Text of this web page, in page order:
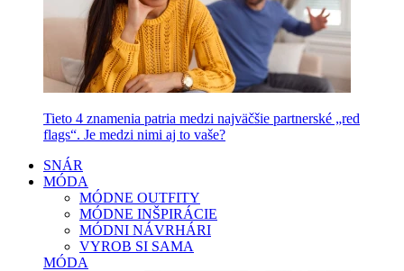
Tieto 4 znamenia patria medzi najväčšie partnerské „red
flags“. Je medzi nimi aj to vaše?
SNÁR
MÓDA
MÓDNE OUTFITY
MÓDNE INŠPIRÁCIE
MÓDNI NÁVRHÁRI
VYROB SI SAMA
MÓDA